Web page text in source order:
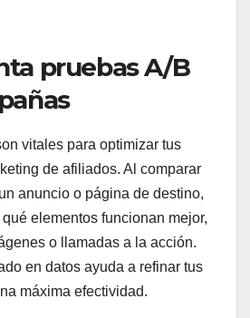
pruebas A/B
vitales para optimizar tus
de afiliados. Al comparar
anuncio o página de destino,
elementos funcionan mejor,
o llamadas a la acción.
en datos ayuda a refinar tus
máxima efectividad.